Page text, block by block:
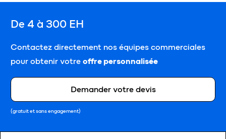
De 4 à 300 EH
Contactez directement nos équipes commerciales
pour obtenir votre offre personnalisée
Demander votre devis
(gratuit et sans engagement)